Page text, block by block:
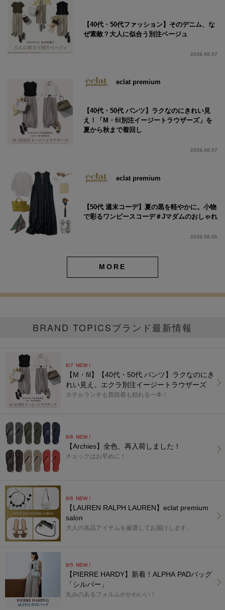
【40代・50代ファッション】そのデニム、な
ぜ素敵？大人に似合う別注ベージュ
2026.08.07
eclat premium
【40代・50代 パンツ】ラクなのにきれい見
え！「M・fil別注イージートラウザーズ」を
夏から秋まで着回し
2026.08.07
eclat premium
【50代 週末コーデ】夏の黒を軽やかに。小物
で彩るワンピースコーデ＃Jマダムのおしゃれ
2026.08.06
MORE
BRAND TOPICSブランド最新情報
8/7 NEW！
【M・fil】【40代・50代 パンツ】ラクなのにき
れい見え。エクラ別注イージートラウザーズ
ホテルランチも普段着も頼れる一本！
8/6 NEW！
【Archies】全色、再入荷しました！
チェックはお早めに！
8/6 NEW！
【LAUREN RALPH LAUREN】eclat premium
salon
大人の名品アイテムを厳選してお届けします。
8/5 NEW！
【PIERRE HARDY】新着！ALPHA PADバッグ
「シルバー」
丸みのあるフォルムがかわいい！